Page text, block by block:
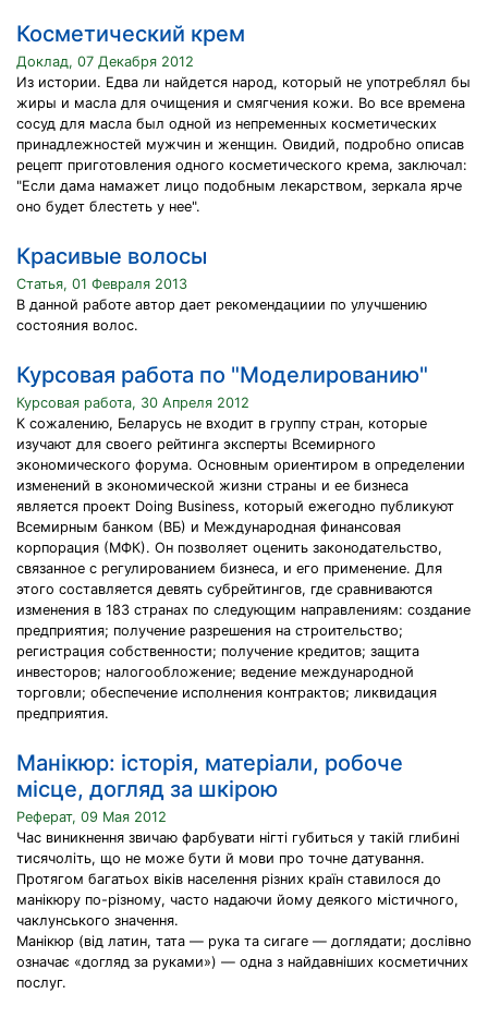
Косметический крем
Доклад, 07 Декабря 2012
Из истории. Едва ли найдется народ, который не употреблял бы
жиры и масла для очищения и смягчения кожи. Во все времена
сосуд для масла был одной из непременных косметических
принадлежностей мужчин и женщин. Овидий, подробно описав
рецепт приготовления одного косметического крема, заключал:
"Если дама намажет лицо подобным лекарством, зеркала ярче
оно будет блестеть у нее".
Красивые волосы
Статья, 01 Февраля 2013
В данной работе автор дает рекомендациии по улучшению
состояния волос.
Курсовая работа по "Моделированию"
Курсовая работа, 30 Апреля 2012
К сожалению, Беларусь не входит в группу стран, которые
изучают для своего рейтинга эксперты Всемирного
экономического форума. Основным ориентиром в определении
изменений в экономической жизни страны и ее бизнеса
является проект Doing Business, который ежегодно публикуют
Всемирным банком (ВБ) и Международная финансовая
корпорация (МФК). Он позволяет оценить законодательство,
связанное с регулированием бизнеса, и его применение. Для
этого составляется девять субрейтингов, где сравниваются
изменения в 183 странах по следующим направлениям: создание
предприятия; получение разрешения на строительство;
регистрация собственности; получение кредитов; защита
инвесторов; налогообложение; ведение международной
торговли; обеспечение исполнения контрактов; ликвидация
предприятия.
Манікюр: історія, матеріали, робоче
місце, догляд за шкірою
Реферат, 09 Мая 2012
Час виникнення звичаю фарбувати нігті губиться у такій глибині
тисячоліть, що не може бути й мови про точне датування.
Протягом багатьох віків населення різних країн ставилося до
манікюру по-різному, часто надаючи йому деякого містичного,
чаклунського значення.
Манікюр (від латин, тата — рука та сигаге — доглядати; дослівно
означає «догляд за руками») — одна з найдавніших косметичних
послуг.